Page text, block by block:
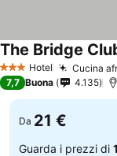
3 StelleHotel Cucina
The Bridge
7,7 Buona 4.135
Da 21 €
Guarda i prezzi di